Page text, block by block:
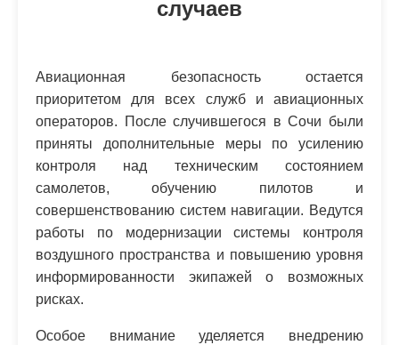
случаев
Авиационная безопасность остается
приоритетом для всех служб и авиационных
операторов. После случившегося в Сочи были
приняты дополнительные меры по усилению
контроля над техническим состоянием
самолетов, обучению пилотов и
совершенствованию систем навигации. Ведутся
работы по модернизации системы контроля
воздушного пространства и повышению уровня
информированности экипажей о возможных
рисках.
Особое внимание уделяется внедрению